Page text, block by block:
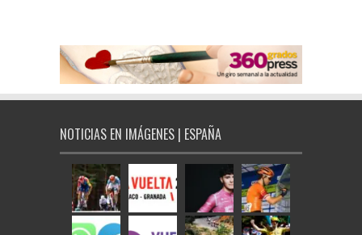
NOTICIAS EN IMÁGENES | ESPAÑA